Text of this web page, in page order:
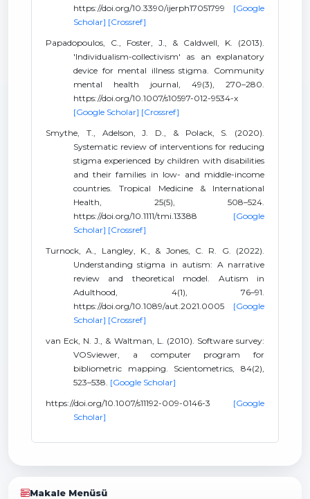
https://doi.org/10.3390/ijerph17051799 [Google
Scholar] [Crossref]
Papadopoulos, C., Foster, J., & Caldwell, K. (2013).
'Individualism-collectivism' as an explanatory
device for mental illness stigma. Community
mental health journal, 49(3), 270–280.
https://doi.org/10.1007/s10597-012-9534-x
[Google Scholar] [Crossref]
Smythe, T., Adelson, J. D., & Polack, S. (2020).
Systematic review of interventions for reducing
stigma experienced by children with disabilities
and their families in low- and middle-income
countries. Tropical Medicine & International
Health, 25(5), 508–524.
https://doi.org/10.1111/tmi.13388 [Google
Scholar] [Crossref]
Turnock, A., Langley, K., & Jones, C. R. G. (2022).
Understanding stigma in autism: A narrative
review and theoretical model. Autism in
Adulthood, 4(1), 76–91.
https://doi.org/10.1089/aut.2021.0005 [Google
Scholar] [Crossref]
van Eck, N. J., & Waltman, L. (2010). Software survey:
VOSviewer, a computer program for
bibliometric mapping. Scientometrics, 84(2),
523–538. [Google Scholar]
https://doi.org/10.1007/s11192-009-0146-3 [Google
Scholar]
Makale Menüsü